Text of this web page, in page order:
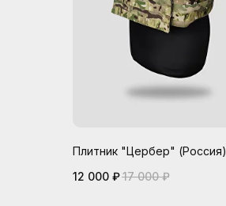
Плитник "Цербер" (Россия)
12 000 ₽17 000 ₽